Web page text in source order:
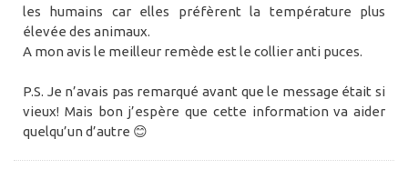
les humains car elles préfèrent la température plus
élevée des animaux.
A mon avis le meilleur remède est le collier anti puces.
P.S. Je n’avais pas remarqué avant que le message était si
vieux! Mais bon j’espère que cette information va aider
quelqu’un d’autre 😊